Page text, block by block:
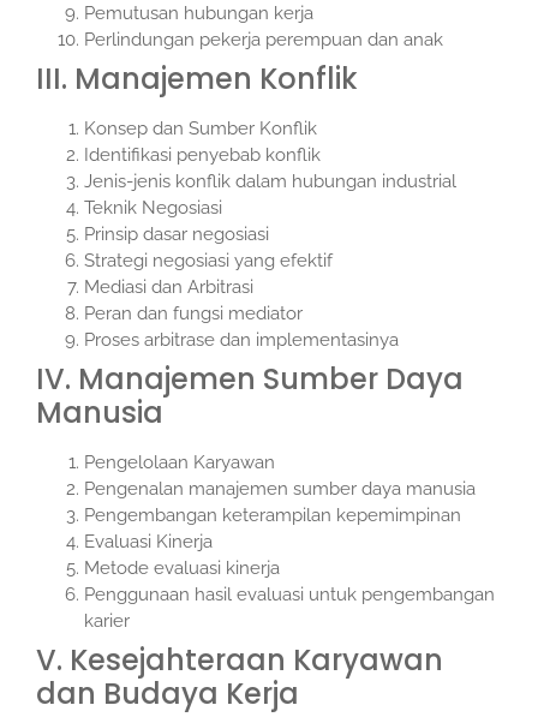
Pemutusan hubungan kerja
Perlindungan pekerja perempuan dan anak
III. Manajemen Konflik
Konsep dan Sumber Konflik
Identifikasi penyebab konflik
Jenis-jenis konflik dalam hubungan industrial
Teknik Negosiasi
Prinsip dasar negosiasi
Strategi negosiasi yang efektif
Mediasi dan Arbitrasi
Peran dan fungsi mediator
Proses arbitrase dan implementasinya
IV. Manajemen Sumber Daya
Manusia
Pengelolaan Karyawan
Pengenalan manajemen sumber daya manusia
Pengembangan keterampilan kepemimpinan
Evaluasi Kinerja
Metode evaluasi kinerja
Penggunaan hasil evaluasi untuk pengembangan
karier
V. Kesejahteraan Karyawan
dan Budaya Kerja